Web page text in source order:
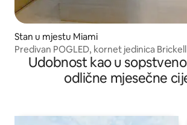
Stan u mjestu Miami
Predivan POGLED, kornet jedinica
kupatila
Udobnost kao u
odlične mjesečne